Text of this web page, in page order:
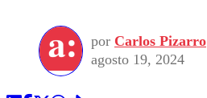
por Carlos Pizarro
agosto 19, 2024